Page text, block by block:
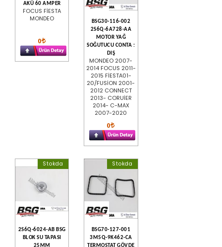
AKÜ 60 AMPER
FOCUS FİESTA
MONDEO
0
BSG30-116-002
2S6Q-6A728-AA
MOTOR YAĞ
SOĞUTUCU CONTA :
DIŞ
MONDEO 2007-
2014 FOCUS 2011-
2015 FİESTA01-
20/FUSİON 2001-
2012 CONNECT
2013- CORUİER
2014- C-MAX
2007-2020
0
Stokda
2S6Q-6024-AB BSG
BLOK SU TAPASI
25MM
Stokda
BSG70-127-001
3M5Q-9K462-CA
TERMOSTAT GÖVDE